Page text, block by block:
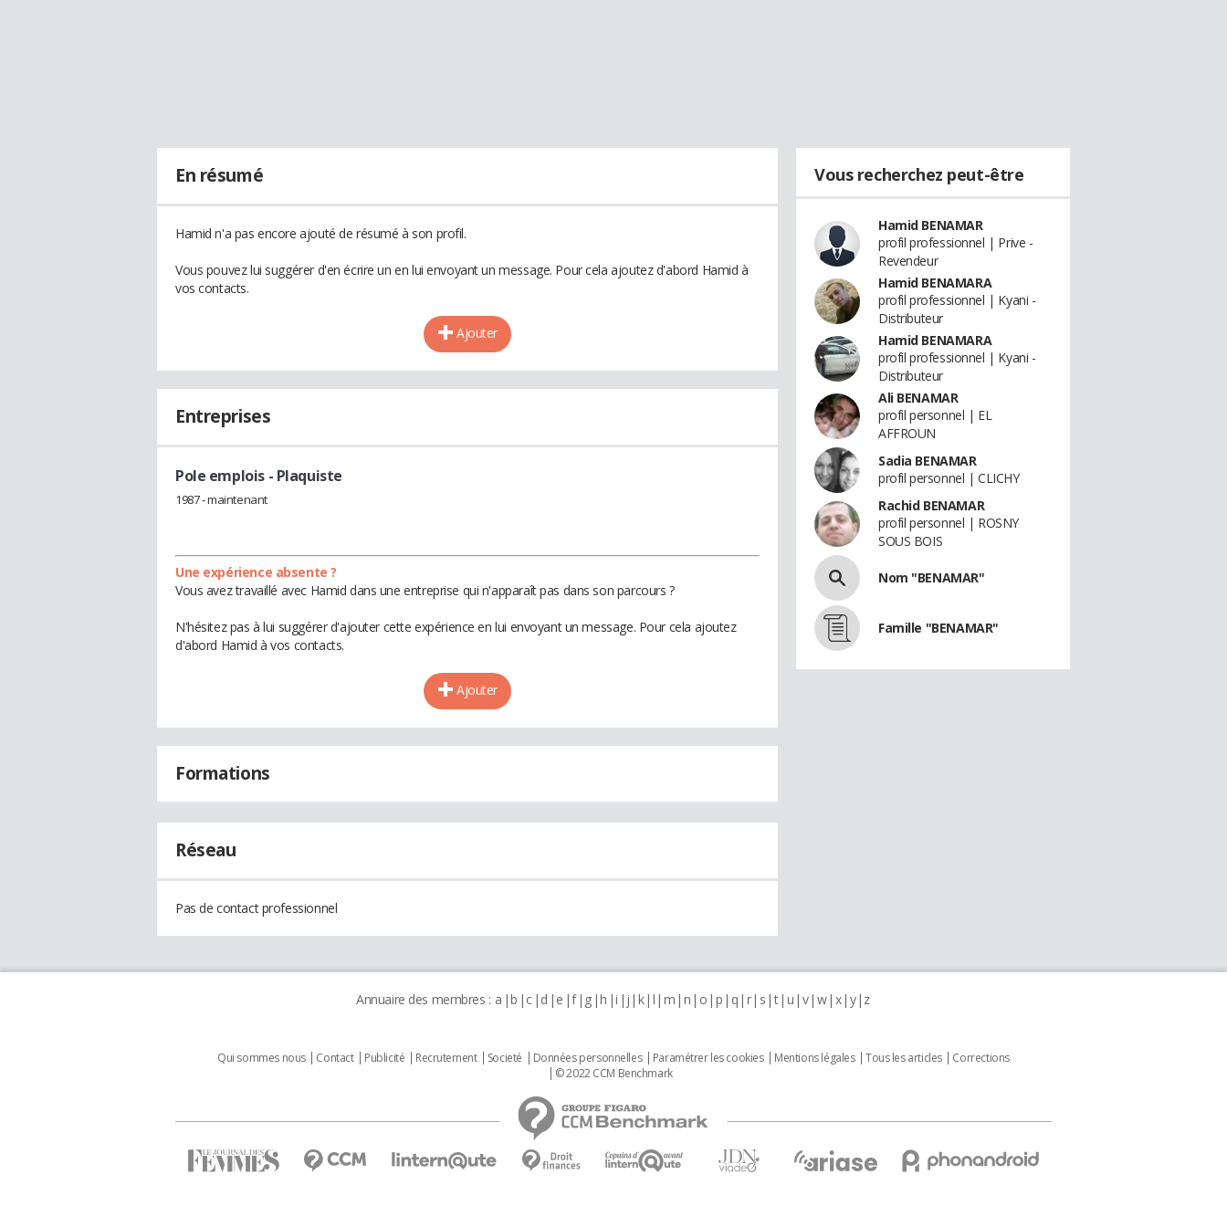
En résumé
Hamid n'a pas encore ajouté de résumé à son profil.
Vous pouvez lui suggérer d'en écrire un en lui envoyant un message. Pour cela ajoutez d'abord Hamid à
vos contacts.
Ajouter
Entreprises
Pole emplois- Plaquiste
1987 - maintenant
Une expérience absente ?
Vous avez travaillé avec Hamid dans une entreprise qui n'apparaît pas dans son parcours ?
N'hésitez pas à lui suggérer d'ajouter cette expérience en lui envoyant un message. Pour cela ajoutez
d'abord Hamid à vos contacts.
Ajouter
Formations
Réseau
Pas de contact professionnel
Vous recherchez peut-être
Hamid BENAMAR
profil professionnel | Prive -
Revendeur
Hamid BENAMARA
profil professionnel | Kyani -
Distributeur
Hamid BENAMARA
profil professionnel | Kyani -
Distributeur
Ali BENAMAR
profil personnel | EL
AFFROUN
Sadia BENAMAR
profil personnel | CLICHY
Rachid BENAMAR
profil personnel | ROSNY
SOUS BOIS
Nom "BENAMAR"
Famille "BENAMAR"
Annuaire des membres : a b c d e f g h i j k l m n o p q r s t u v w x y z
Qui sommes nous Contact Publicité Recrutement Societé Données personnelles Paramétrer les cookies Mentions légales Tous les articles
Corrections
© 2022 CCM Benchmark